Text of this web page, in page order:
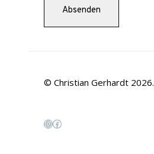
© Christian Gerhardt 2026.
Instagram
Facebook